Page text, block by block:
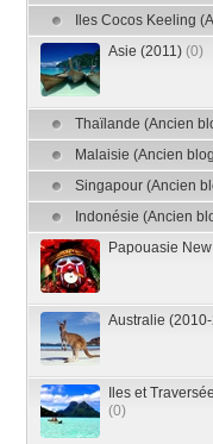
Iles Cocos Keeling
Asie (2011) (0)
Thaïlande (Ancien
Malaisie (Ancien
Singapour (Ancien
Indonésie (Ancien
Papouasie
Australie
Iles et
(0)